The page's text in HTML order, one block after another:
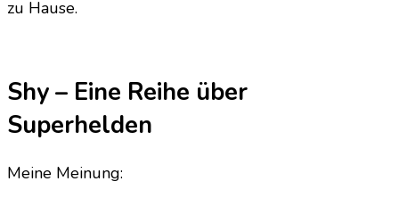
zu Hause.
Shy – Eine Reihe über
Superhelden
Meine Meinung: